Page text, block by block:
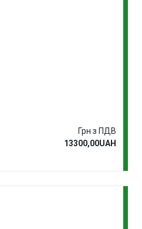
Грн з ПДВ
13300,00UAH